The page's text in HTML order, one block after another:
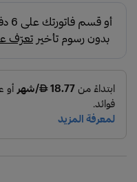
1.5
4.25
5.1
5.2